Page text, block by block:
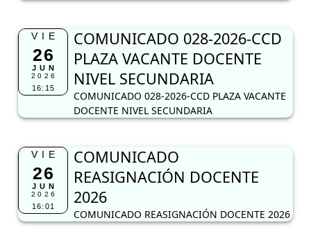
VIE
26
JUN
2026
16:15
COMUNICADO 028-2026-CCD
PLAZA VACANTE DOCENTE
NIVEL SECUNDARIA
COMUNICADO 028-2026-CCD PLAZA VACANTE
DOCENTE NIVEL SECUNDARIA
VIE
26
JUN
2026
16:01
COMUNICADO
REASIGNACIÓN DOCENTE
2026
COMUNICADO REASIGNACIÓN DOCENTE 2026